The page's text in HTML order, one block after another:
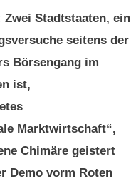
Zwei Stadtstaaten, ein
seitens der
Börsengang im
ist,
Marktwirtschaft“,
Chimäre geistert
Demo vorm Roten